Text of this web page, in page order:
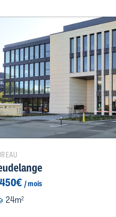
/ mois
24m2